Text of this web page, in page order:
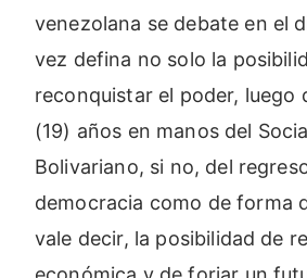
venezolana se debate en el
vez defina no solo la
reconquistar el poder, luego
(19) años en manos del
Bolivariano, si no, del
democracia como de forma
vale decir, la posibilidad de